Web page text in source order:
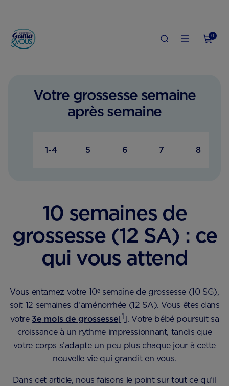
0
DE GROSSESSE
Votre grossesse semaine
après semaine
1-4 5 6 7 8
10 semaines de
grossesse (12 SA) : ce
qui vous attend
Vous entamez votre 10ᵉ semaine de grossesse (10 SG),
soit 12 semaines d’aménorrhée (12 SA). Vous êtes dans
votre 3e mois de grossesse[1]. Votre bébé poursuit sa
croissance à un rythme impressionnant, tandis que
votre corps s’adapte un peu plus chaque jour à cette
nouvelle vie qui grandit en vous.
Dans cet article, nous faisons le point sur tout ce qu’il